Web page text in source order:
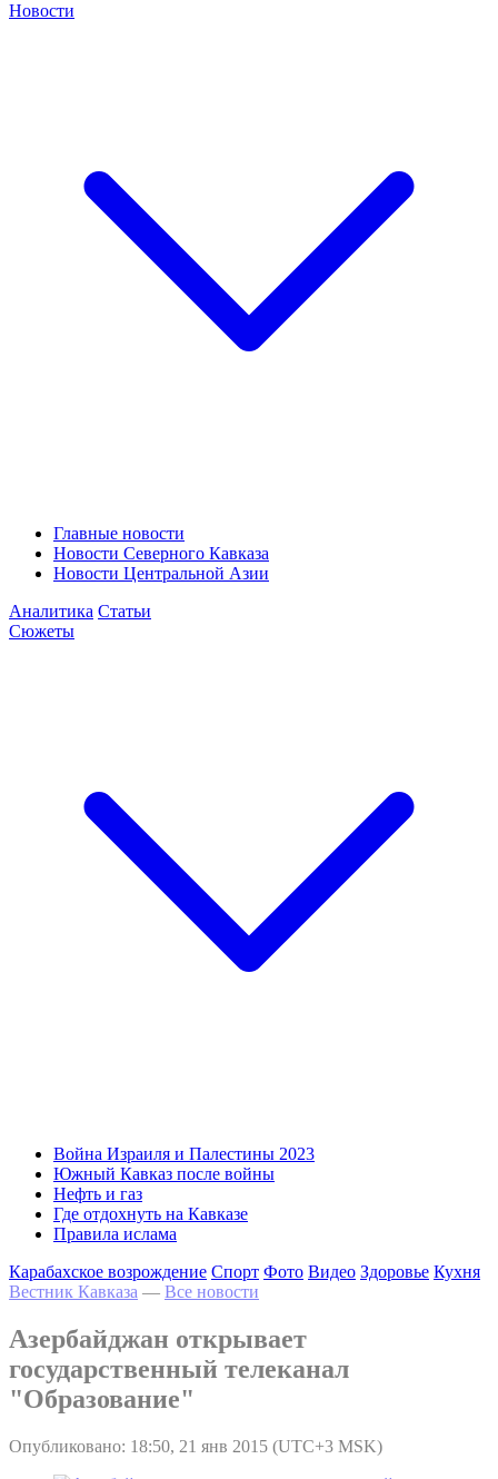
Новости
Главные новости
Новости Северного Кавказа
Новости Центральной Азии
Аналитика Статьи
Сюжеты
Война Израиля и Палестины 2023
Южный Кавказ после войны
Нефть и газ
Где отдохнуть на Кавказе
Правила ислама
Карабахское возрождение Спорт Фото Видео Здоровье Кухня
Вестник Кавказа — Все новости
Азербайджан открывает
государственный телеканал
"Образование"
Опубликовано: 18:50, 21 янв 2015 (UTC+3 MSK)